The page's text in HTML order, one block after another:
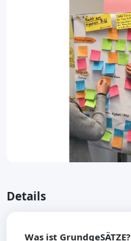
Details
Was ist GrundgeSÄTZE?